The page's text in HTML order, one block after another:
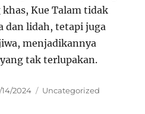
Kue Talam tidak
dan lidah, tetapi juga
menjadikannya
tak terlupakan.
14/2024 Categories
Uncategorized